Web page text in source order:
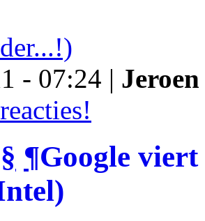
- 07:24 |
§ ¶Google